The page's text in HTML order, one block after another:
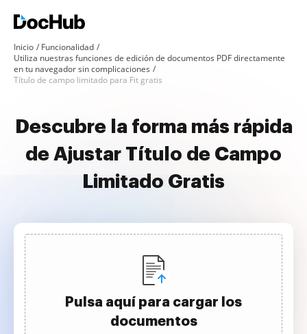
Inicio
Funcionalidad
Utiliza nuestras funciones de edición de documentos PDF directamente
en tu navegador sin complicaciones
Título de campo limitado para Fit gratis
Descubre la forma más rápida
de Ajustar Título de Campo
Limitado Gratis
Pulsa aquí para cargar los
documentos